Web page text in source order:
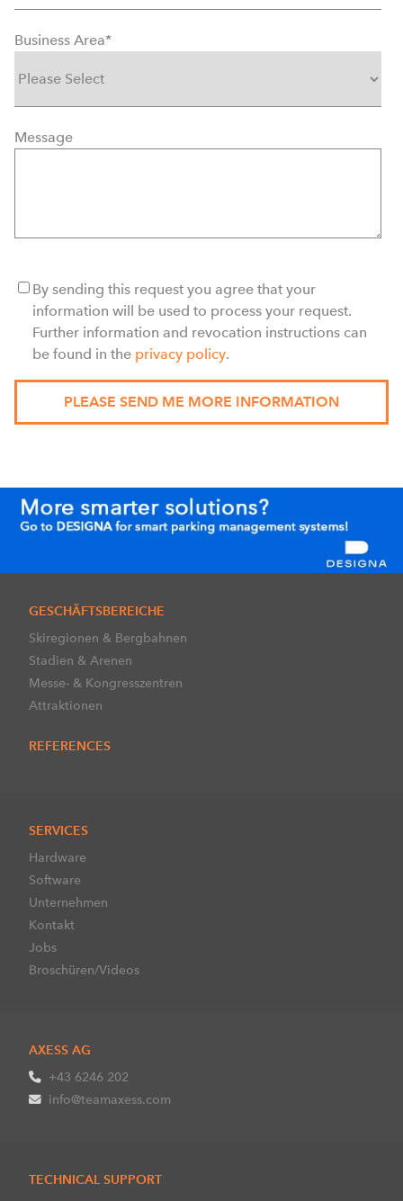
Business Area*
Message
By sending this request you agree that your
information will be used to process your request.
Further information and revocation instructions can
be found in the privacy policy.
GESCHÄFTSBEREICHE
Skiregionen & Bergbahnen
Stadien & Arenen
Messe- & Kongresszentren
Attraktionen
REFERENCES
SERVICES
Hardware
Software
Unternehmen
Kontakt
Jobs
Broschüren/Videos
AXESS AG
+43 6246 202
info@teamaxess.com
TECHNICAL SUPPORT